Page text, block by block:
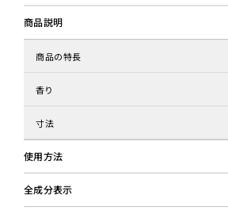
商品説明
商品の特長
香り
寸法
使用方法
全成分表示